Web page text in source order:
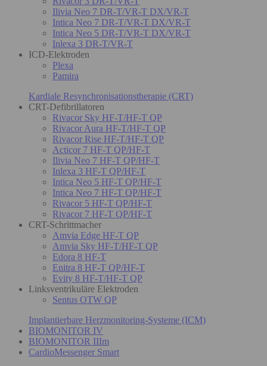
Ilivia Neo 7 DR-T/VR-T DX/VR-T
Intica Neo 7 DR-T/VR-T DX/VR-T
Intica Neo 5 DR-T/VR-T DX/VR-T
Inlexa 3 DR-T/VR-T
ICD-Elektroden
Plexa
Pamira
Kardiale Resynchronisationstherapie (CRT)
CRT-Defibrillatoren
Rivacor Sky HF-T/HF-T QP
Rivacor Aura HF-T/HF-T QP
Rivacor Rise HF-T/HF-T QP
Acticor 7 HF-T QP/HF-T
Ilivia Neo 7 HF-T QP/HF-T
Inlexa 3 HF-T QP/HF-T
Intica Neo 5 HF-T QP/HF-T
Intica Neo 7 HF-T QP/HF-T
Rivacor 5 HF-T QP/HF-T
Rivacor 7 HF-T QP/HF-T
CRT-Schrittmacher
Amvia Edge HF-T QP
Amvia Sky HF-T/HF-T QP
Edora 8 HF-T
Enitra 8 HF-T QP/HF-T
Evity 8 HF-T/HF-T QP
Linksventrikuläre Elektroden
Sentus OTW QP
Implantierbare Herzmonitoring-Systeme (ICM)
BIOMONITOR IV
BIOMONITOR IIIm
CardioMessenger Smart